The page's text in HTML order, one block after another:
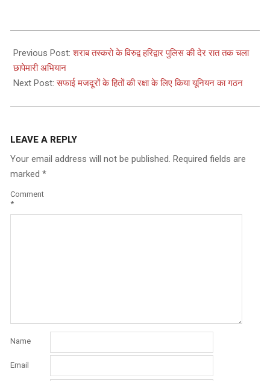
10-
27
Previous Post:शराब तस्करो के विरुद्व हरिद्वार पुलिस की देर रात तक चला
छापेमारी अभियान
Next Post:सफाई मजदूरों के हितों की रक्षा के लिए किया यूनियन का गठन
LEAVE A REPLY
Your email address will not be published. Required fields are
marked *
Comment
*
Name
Email